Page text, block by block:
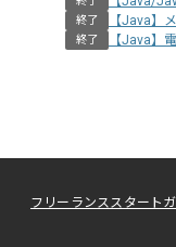
終了 【Java】
終了 【Java】
フリーランススタート